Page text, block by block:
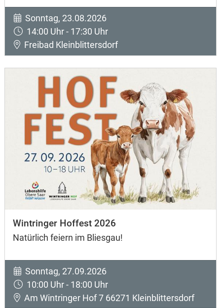
Sonntag, 23.08.2026
14:00 Uhr - 17:30 Uhr
Freibad Kleinblittersdorf
Wintringer Hoffest 2026
Natürlich feiern im Bliesgau!
Sonntag, 27.09.2026
10:00 Uhr - 18:00 Uhr
Am Wintringer Hof 7 66271 Kleinblittersdorf